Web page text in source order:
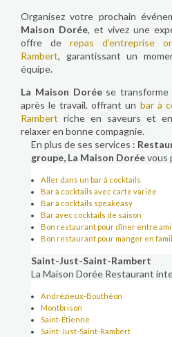
Organisez votre prochain
Maison Dorée, et vivez une
offre de repas d’entreprise
Rambert, garantissant un
équipe.
La Maison Doréese transforme
après le travail, offrant un bar à
Rambert riche en saveurs et
relaxer en bonne compagnie.
En plus de ses services :
groupe, La Maison Doréevous
Aller dans un bar à cocktails
Bar à cocktails avec carte variée
Bar à cocktails speakeasy
Bar avec cocktails de saison
Bon restaurant pour dîner entre
Bon restaurant pour manger en
Saint-Just-Saint-Rambert
La Maison Dorée Restaurant
Andrézieux-Bouthéon
Montbrison
Saint-Étienne
Saint-Just-Saint-Rambert